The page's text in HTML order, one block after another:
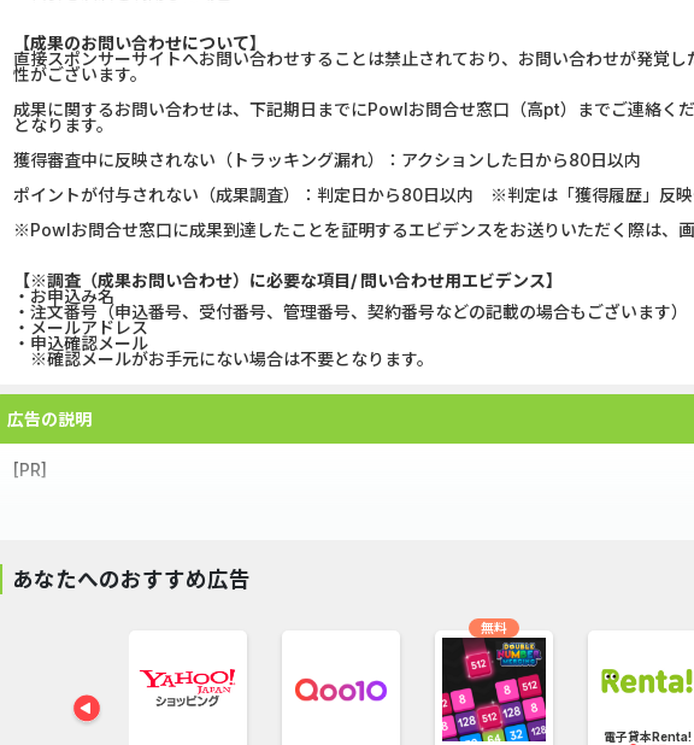
U-NEXT_無料お試し登録
DOOR賃貸
【Ipsos iSay】アンケー...
Wood Block Jam（レベル...
ホットペッパーグルメ［...
マネックス証券（1取引
DARWIN funding（ダー
【成果のお問い合わせについて】
直接スポンサーサイトへお問い合わせすることは禁止されており、お問い合わせが発覚
性がございます。
成果に関するお問い合わせは、下記期日までにPowlお問合せ窓口（高pt）までご連絡く
となります。
獲得審査中に反映されない（トラッキング漏れ）：アクションした日から80日以内
ポイントが付与されない（成果調査）：判定日から80日以内 ※判定は「獲得履歴」反映
※Powlお問合せ窓口に成果到達したことを証明するエビデンスをお送りいただく際は、
【※調査（成果お問い合わせ）に必要な項目/ 問い合わせ用エビデンス】
・お申込み名
・注文番号（申込番号、受付番号、管理番号、契約番号などの記載の場合もございます）
・メールアドレス
・申込確認メール
※確認メールがお手元にない場合は不要となります。
広告の説明
[PR]
28年間の実績を持ち、1998年から販売している防水ラミネートシールは、当店で人気No1
スピード出荷対応で、入園準備、入学準備でお急ぎのママの強い味方です。食洗器や電子
ノンアイロンなので、衣類の洗濯タグにぎゅっ！と貼るだけでお洗濯もできちゃいます。
あなたへのおすすめ広告
iSay】ア
無料
電子貸本Renta!